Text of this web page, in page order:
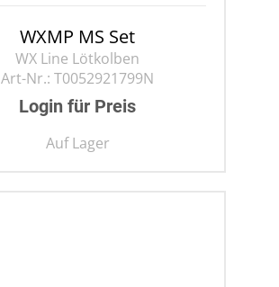
WXMP MS Set
WX Line Lötkolben
Art-Nr.: T0052921799N
Login für Preis
Auf Lager